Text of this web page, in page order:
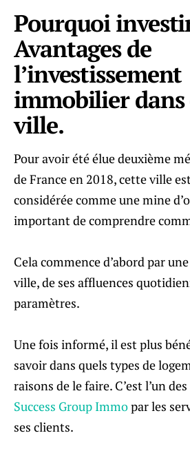
Pourquoi
Avantages de
l’investissement
immobilier dans
ville.
Pour avoir été élue deuxième
de France en 2018, cette ville
considérée comme une mine
important de comprendre
Cela commence d’abord par
ville, de ses affluences
paramètres.
Une fois informé, il est plus
savoir dans quels types de
raisons de le faire. C’est l’un
Success Group Immopar les
ses clients.